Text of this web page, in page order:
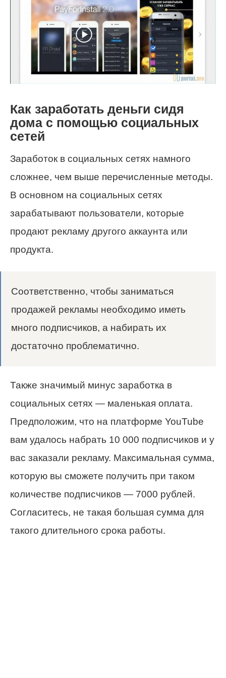
Как заработать деньги сидя
дома с помощью социальных
сетей
Заработок в социальных сетях намного
сложнее, чем выше перечисленные методы.
В основном на социальных сетях
зарабатывают пользователи, которые
продают рекламу другого аккаунта или
продукта.
Соответственно, чтобы заниматься
продажей рекламы необходимо иметь
много подписчиков, а набирать их
достаточно проблематично.
Также значимый минус заработка в
социальных сетях — маленькая оплата.
Предположим, что на платформе YouTube
вам удалось набрать 10 000 подписчиков и у
вас заказали рекламу. Максимальная сумма,
которую вы сможете получить при таком
количестве подписчиков — 7000 рублей.
Согласитесь, не такая большая сумма для
такого длительного срока работы.